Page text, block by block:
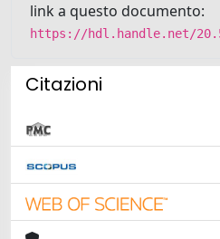
link a questo documento:
https://hdl.handle.net/
Citazioni